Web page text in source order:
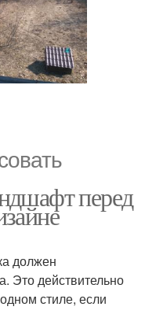
перед
должен
Это действительно
стиле, если